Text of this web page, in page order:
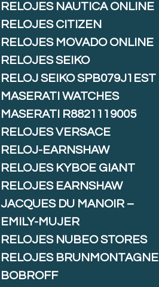
RELOJES NAUTICA ONLINE
RELOJES CITIZEN
RELOJES MOVADO ONLINE
RELOJES SEIKO
RELOJ SEIKO SPB079J1EST
MASERATI WATCHES
MASERATI R8821119005
RELOJES VERSACE
RELOJ-EARNSHAW
RELOJES KYBOE GIANT
RELOJES EARNSHAW
JACQUES DU MANOIR –
EMILY-MUJER
RELOJES NUBEO STORES
RELOJES BRUNMONTAGNE
BOBROFF